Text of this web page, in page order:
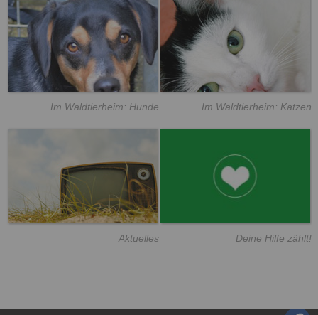
Im Waldtierheim: Hunde Im Waldtierheim: Katzen
Aktuelles Deine Hilfe zählt!